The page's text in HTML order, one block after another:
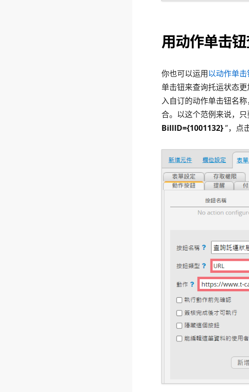
用动作单击
你也可以运用以动作单
单击钮来查询托运状态
入自订的动作单击钮名
合。以这个范例来说，只
BillID={1001132}”，点